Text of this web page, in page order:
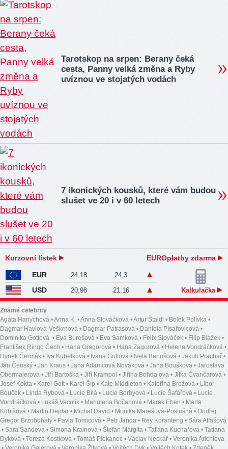
Tarotskop na srpen: Berany čeká
cesta, Panny velká změna a Ryby
uvíznou ve stojatých vodách
7 ikonických kousků, které vám budou
slušet ve 20 i v 60 letech
Kurzovní lístek EUROplatby zdarma
EUR 24,18 24,3
USD 20,98 21,16 Kalkulačka
Známé celebrity
Agáta Hanychová •Anna K. •Anna Slováčková •Artur Štaidl • Bolek Polívka •
Dagmar Havlová-Veškrnová • Dagmar Patrasová • Daniela Písařovicová •
Dominika Gottová • Eva Burešová • Eva Samková • Felix Slováček • Filip Blažek •
František Ringo Čech • Hana Gregorová • Hana Zagorová • Helena Vondráčková •
Hynek Čermák • Iva Kubelková • Ivana Gottová • Iveta Bartošová • Jakub Prachař •
Jan Čenský • Jan Kraus • Jana Adamcová Nováková • Jana Boušková • Jaroslava
Obermaierová • Jiří Bartoška • Jiří Krampol • Jiřina Bohdalová • Jitka Čvančarová •
Josef Kokta • Karel Gott• Karel Šíp • Kate Middleton • Kateřina Brožová • Libor
Bouček • Linda Rybová • Lucie Bílá • Lucie Borhyová • Lucie Šafářová • Lucie
Vondráčková • Lukáš Vaculík • Mahulena Bočanová • Marek Eben • Marta
Kubišová • Martin Dejdar • Michal David • Monika Marešová-Poslušná • Ondřej
Gregor Brzobohatý • Pavla Tomicová • Petr Janda • Rey Koranteng • Sára Affašová
• Sara Sandeva • Simona Krainová • Štefan Margita • Taťána Kuchařová • Tatiana
Dyková • Tereza Kostková • Tomáš Plekanec • Václav Neckář • Veronika Arichteva